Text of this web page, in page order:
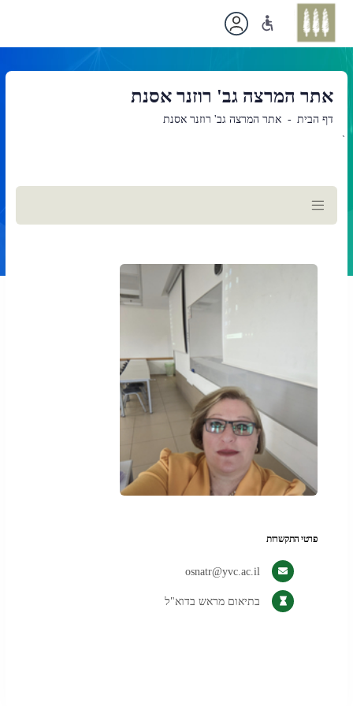
אתר המרצה גב' רוזנר אסנת
דף הבית אתר המרצה גב' רוזנר אסנת
`
תוכן
ראשי
פרטי התקשרות
osnatr@yvc.ac.il
בתיאום מראש בדוא"ל